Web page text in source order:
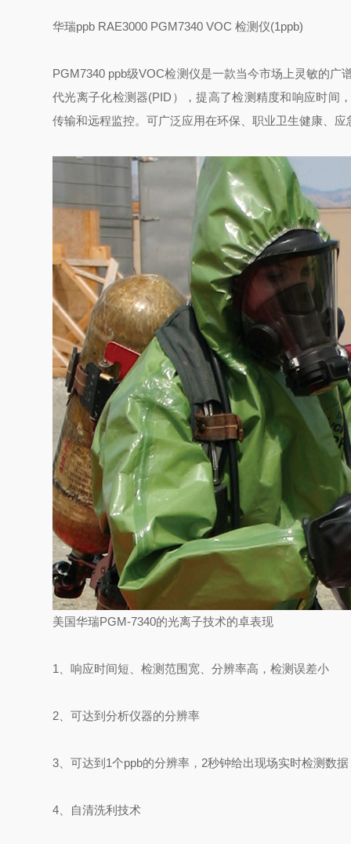
华瑞ppb RAE3000 PGM7340 VOC 检测仪(1ppb)
PGM7340 ppb级VOC检测仪是一款当今市场上灵敏的
代光离子化检测器(PID），提高了检测精度和响应时间
传输和远程监控。可广泛应用在环保、职业卫生健康、
美国华瑞PGM-7340的光离子技术的卓表现
1、响应时间短、检测范围宽、分辨率高，检测误差小
2、可达到分析仪器的分辨率
3、可达到1个ppb的分辨率，2秒钟给出现场实时检测数据
4、自清洗利技术